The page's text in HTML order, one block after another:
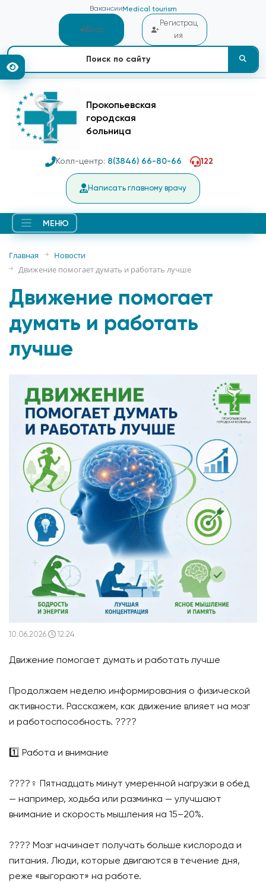
Вакансии Medical tourism
Вход
Регистрац
ия
Прокопьевская
городская
больница
Колл-центр: 8(3846) 66-80-66 122
Написать главному врачу
МЕНЮ
Главная
Новости
Движение помогает думать и работать лучше
Движение помогает
думать и работать
лучше
10.06.2026 12:24
Движение помогает думать и работать лучше
Продолжаем неделю информирования о физической
активности. Расскажем, как движение влияет на мозг
и работоспособность. ????
1️⃣ Работа и внимание
????‍♀️ Пятнадцать минут умеренной нагрузки в обед
— например, ходьба или разминка — улучшают
внимание и скорость мышления на 15–20%.
???? Мозг начинает получать больше кислорода и
питания. Люди, которые двигаются в течение дня,
реже «выгорают» на работе.